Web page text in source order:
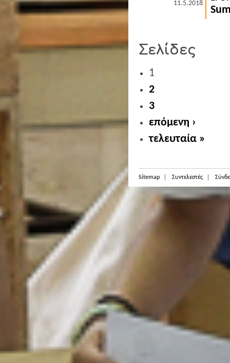
11.5.2018
Σελίδες
1
2
3
επόμενη ›
τελευταία »
Sitemap Συντελεστές